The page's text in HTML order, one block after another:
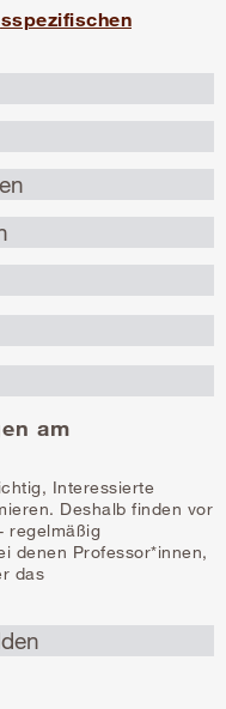
am
Interessierte
Deshalb finden vor
regelmäßig
denen Professor*innen,
das